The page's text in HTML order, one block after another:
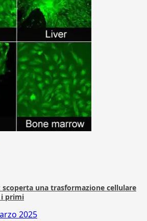
una trasformazione cellulare
i primi
2025